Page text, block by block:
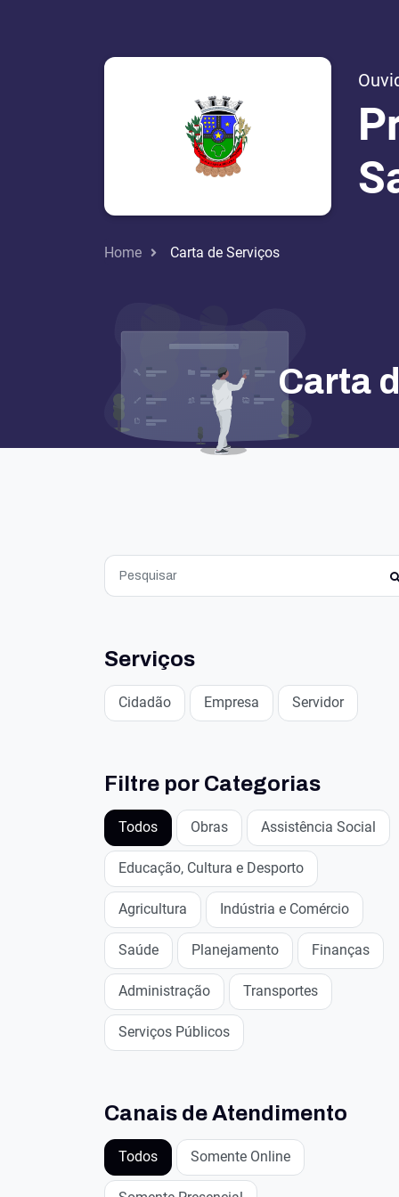
Home Carta de Serviços
Carta
Serviços
Cidadão Empresa Servidor
Filtre por Categorias
Todos Obras Assistência Social
Educação, Cultura e Desporto
Agricultura Indústria e Comércio
Saúde Planejamento Finanças
Administração Transportes
Serviços Públicos
Canais de Atendimento
Todos Somente Online